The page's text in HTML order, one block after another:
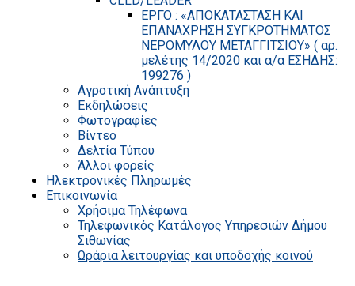
ΕΡΓΟ : «ΑΠΟΚΑΤΑΣΤΑΣΗ ΚΑΙ
ΕΠΑΝΑΧΡΗΣΗ ΣΥΓΚΡΟΤΗΜΑΤΟΣ
ΝΕΡΟΜΥΛΟΥ ΜΕΤΑΓΓΙΤΣΙΟΥ» ( αρ.
μελέτης 14/2020 και α/α ΕΣΗΔΗΣ:
199276 )
Αγροτική Ανάπτυξη
Εκδηλώσεις
Φωτογραφίες
Βίντεο
Δελτία Τύπου
Άλλοι φορείς
Ηλεκτρονικές Πληρωμές
Επικοινωνία
Χρήσιμα Τηλέφωνα
Τηλεφωνικός Κατάλογος Υπηρεσιών Δήμου
Σιθωνίας
Ωράρια λειτουργίας και υποδοχής κοινού